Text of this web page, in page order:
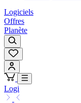
Logiciels
Offres
Planète
Logi